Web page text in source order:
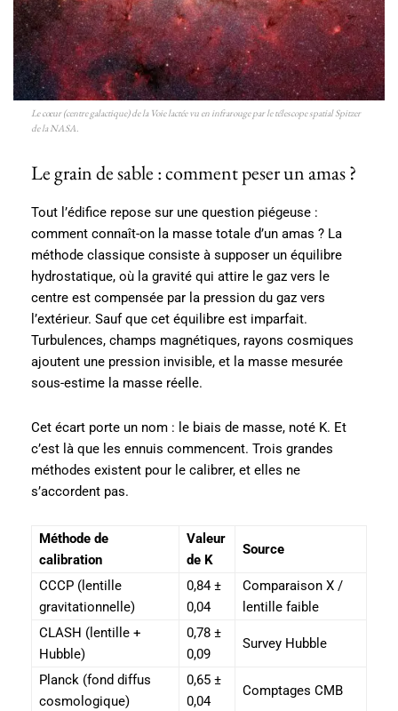
Le cœur (centre galactique) de la Voie lactée vu en infrarouge par le télescope spatial Spitzer
de la NASA.
Le grain de sable : comment peser un amas ?
Tout l’édifice repose sur une question piégeuse :
comment connaît-on la masse totale d’un amas ? La
méthode classique consiste à supposer un équilibre
hydrostatique, où la gravité qui attire le gaz vers le
centre est compensée par la pression du gaz vers
l’extérieur. Sauf que cet équilibre est imparfait.
Turbulences, champs magnétiques, rayons cosmiques
ajoutent une pression invisible, et la masse mesurée
sous-estime la masse réelle.
Cet écart porte un nom : le biais de masse, noté K. Et
c’est là que les ennuis commencent. Trois grandes
méthodes existent pour le calibrer, et elles ne
s’accordent pas.
Méthode de
calibration
Valeur
de K
Source
CCCP (lentille
gravitationnelle)
0,84 ±
0,04
Comparaison X /
lentille faible
CLASH (lentille +
Hubble)
0,78 ±
0,09
Survey Hubble
Planck (fond diffus
cosmologique)
0,65 ±
0,04
Comptages CMB